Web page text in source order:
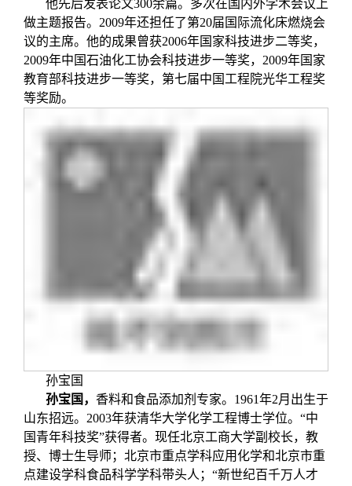
他先后发表论文300余篇。多次在国内外学术会议上
做主题报告。2009年还担任了第20届国际流化床燃烧会
议的主席。他的成果曾获2006年国家科技进步二等奖，
2009年中国石油化工协会科技进步一等奖，2009年国家
教育部科技进步一等奖，第七届中国工程院光华工程奖
等奖励。
孙宝国
孙宝国 ， 香料和食品添加剂专家。1961年2月出生于
山东招远。2003年获清华大学化学工程博士学位。“中
国青年科技奖”获得者。现任北京工商大学副校长，教
授、博士生导师；北京市重点学科应用化学和北京市重
点建设学科食品科学学科带头人；“新世纪百千万人才